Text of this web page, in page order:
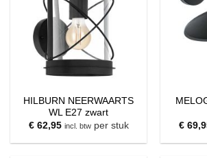
HILBURN NEERWAARTS
WL E27 zwart
€62,95 incl. btwper stuk
€